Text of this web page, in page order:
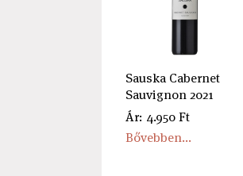
Sauska Cabernet
Sauvignon 2021
Ár: 4.950 Ft
Bővebben...